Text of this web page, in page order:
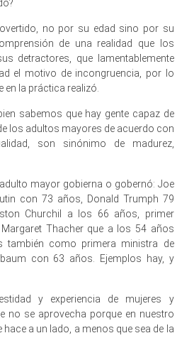
no por su edad sino por su
de una realidad que los
detractores, que lamentablemente
el motivo de incongruencia, por lo
la práctica realizó.
sabemos que hay gente capaz de
los adultos mayores de acuerdo con
son sinónimo de madurez,
mayor gobierna o gobernó: Joe
con 73 años, Donald Trumph 79
Churchil a los 66 años, primer
Thacher que a los 54 años
también como primera ministra de
con 63 años. Ejemplos hay, y
y experiencia de mujeres y
no se aprovecha porque en nuestro
hace a un lado, a menos que sea de la